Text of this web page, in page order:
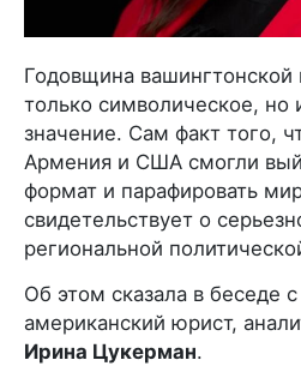
Годовщина вашингтонской
только символическое, но
значение. Сам факт того,
Армения и США смогли
формат и парафировать
свидетельствует о
региональной
Об этом сказала в беседе с
американский юрист,
Ирина Цукерман.